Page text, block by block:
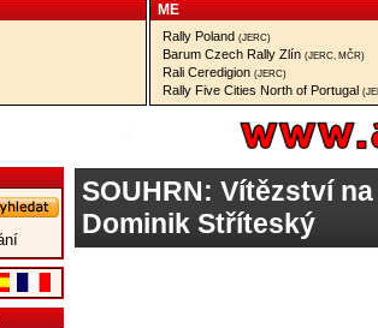
ME
Rally Poland (JERC)
Barum Czech Rally Zlín (JERC, MČR)
Rali Ceredigion (JERC)
Rally Five Cities North of Portugal
SOUHRN: Vítězství
Dominik Stříteský